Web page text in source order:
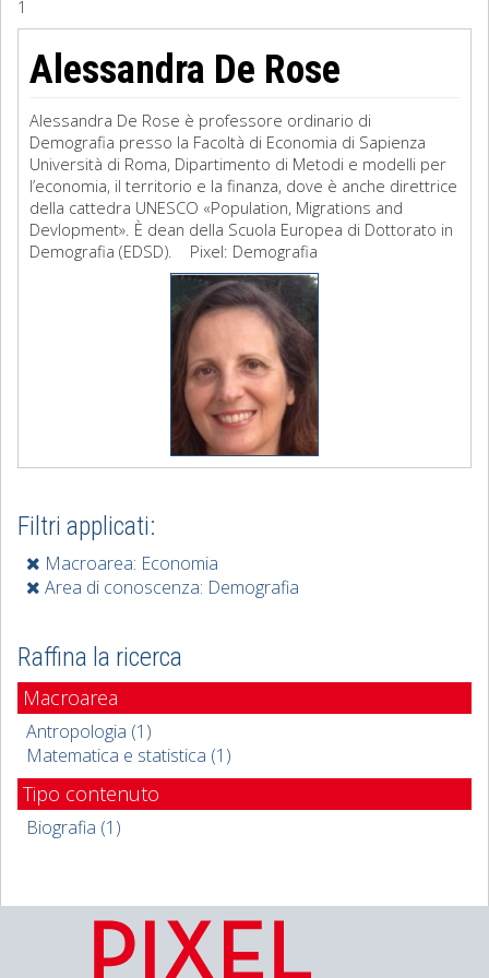
Filosofia
Storia
Matematica
Diritto
1
Alessandra De Rose
Alessandra De Rose è professore ordinario di
Demografia presso la Facoltà di Economia di Sapienza
Università di Roma, Dipartimento di Metodi e modelli per
l’economia, il territorio e la finanza, dove è anche direttrice
della cattedra UNESCO «Population, Migrations and
Devlopment». È dean della Scuola Europea di Dottorato in
Demografia (EDSD). Pixel: Demografia
Filtri applicati:
Macroarea: Economia
Area di conoscenza: Demografia
Raffina la ricerca
Macroarea
Antropologia (1)
Matematica e statistica (1)
Tipo contenuto
Biografia (1)